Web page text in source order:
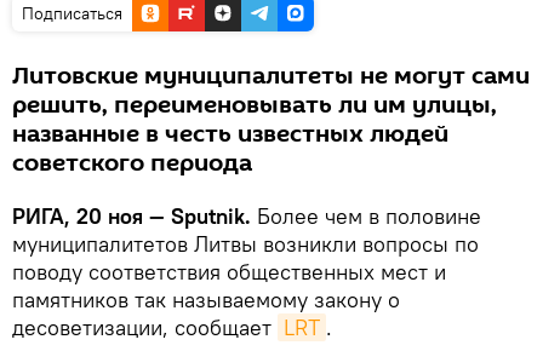
Подписаться
Литовские муниципалитеты не могут сами
решить, переименовывать ли им улицы,
названные в честь известных людей
советского периода
РИГА, 20 ноя — Sputnik. Более чем в половине
муниципалитетов Литвы возникли вопросы по
поводу соответствия общественных мест и
памятников так называемому закону о
десоветизации, сообщает LRT .